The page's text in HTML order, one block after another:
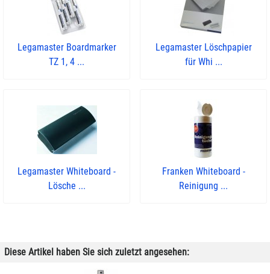
Legamaster Boardmarker
TZ 1, 4 ...
Legamaster Löschpapier
für Whi ...
Legamaster Whiteboard -
Lösche ...
Franken Whiteboard -
Reinigung ...
Diese Artikel haben Sie sich zuletzt angesehen: